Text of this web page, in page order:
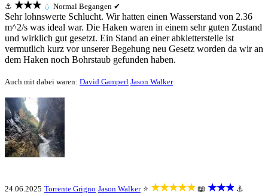
⚓ ★★★ 💧 Normal Begangen ✔
Sehr lohnswerte Schlucht. Wir hatten einen Wasserstand von 2.36
m^2/s was ideal war. Die Haken waren in einem sehr guten Zustand
und wirklich gut gesetzt. Ein Stand an einer abkletterstelle ist
vermutlich kurz vor unserer Begehung neu Gesetz worden da wir an
dem Haken noch Bohrstaub gefunden haben.
Auch mit dabei waren: David Gamperl Jason Walker
24.06.2025 Torrente Grigno Jason Walker ⭐ ★★★★★ 📖 ★★★ ⚓